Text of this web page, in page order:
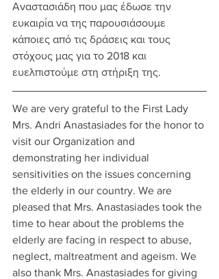
Αναστασιάδη που μας έδωσε την
ευκαιρία να της παρουσιάσουμε
κάποιες από τις δράσεις και τους
στόχους μας για το 2018 και
ευελπιστούμε στη στήριξη της.
We are very grateful to the First Lady
Mrs. Andri Anastasiades for the honor to
visit our Organization and
demonstrating her individual
sensitivities on the issues concerning
the elderly in our country. We are
pleased that Mrs. Anastasiades took the
time to hear about the problems the
elderly are facing in respect to abuse,
neglect, maltreatment and ageism. We
also thank Mrs. Anastasiades for giving